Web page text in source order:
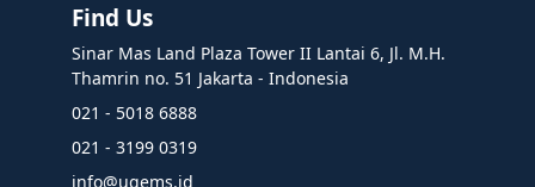
Find Us
Sinar Mas Land Plaza Tower II Lantai 6, Jl. M.H.
Thamrin no. 51 Jakarta - Indonesia
021 - 5018 6888
021 - 3199 0319
info@ugems.id